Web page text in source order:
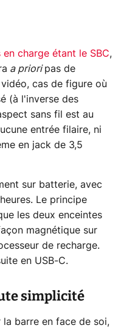
en charge étant le SBC,
a prioripas de
cas de figure où
(à l'inverse des
sans fil est au
entrée filaire, ni
en jack de 3,5
sur batterie, avec
Le principe
les deux enceintes
magnétique sur
de recharge.
en USB-C.
simplicité
la barre en face de soi,